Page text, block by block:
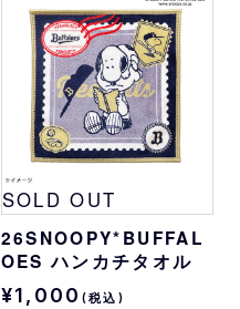
SOLD OUT
26SNOOPY*BUFFAL
OES ハンカチタオル
¥1,000 (税込)